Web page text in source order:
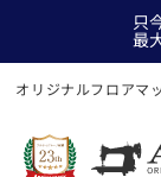
只
最
オリジナルフロアマ